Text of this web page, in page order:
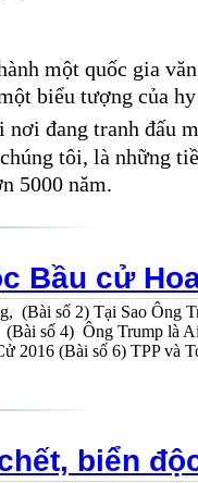
một quốc gia
biểu tượng của h
nơi đang tranh đấu
tôi, là những
5000 năm.
Bầu cử
(Bài số 2) Tại Sao
số 4) Ông Trump là
2016 (Bài số 6) TPP và
biển